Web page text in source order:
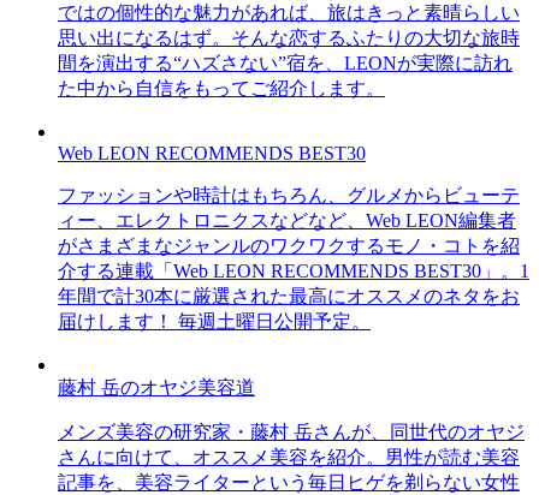
ではの個性的な魅力があれば、旅はきっと素晴らしい
思い出になるはず。そんな恋するふたりの大切な旅時
間を演出する“ハズさない”宿を、LEONが実際に訪れ
た中から自信をもってご紹介します。
Web LEON RECOMMENDS BEST30
ファッションや時計はもちろん、グルメからビューテ
ィー、エレクトロニクスなどなど、Web LEON編集者
がさまざまなジャンルのワクワクするモノ・コトを紹
介する連載「Web LEON RECOMMENDS BEST30」。1
年間で計30本に厳選された最高にオススメのネタをお
届けします！ 毎週土曜日公開予定。
藤村 岳のオヤジ美容道
メンズ美容の研究家・藤村 岳さんが、同世代のオヤジ
さんに向けて、オススメ美容を紹介。男性が読む美容
記事を、美容ライターという毎日ヒゲを剃らない女性